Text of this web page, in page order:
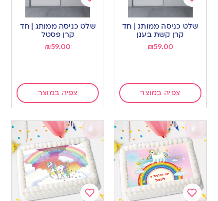
to
wishlist
שלט כניסה ממותג | חד
קרן קשת בענן
₪59.00
צפיה במוצר
to
wishlist
שלט כניסה ממותג | חד
קרן פסטל
₪59.00
צפיה במוצר